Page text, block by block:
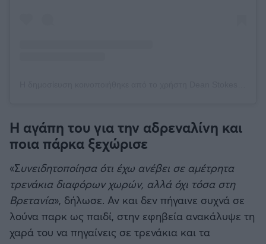
Η αγάπη του για την αδρεναλίνη και
ποια πάρκα ξεχώρισε
«Συνειδητοποίησα ότι έχω ανέβει σε αμέτρητα
τρενάκια διαφόρων χωρών, αλλά όχι τόσα στη
Βρετανία», δήλωσε. Αν και δεν πήγαινε συχνά σε
λούνα παρκ ως παιδί, στην εφηβεία ανακάλυψε τη
χαρά του να πηγαίνεις σε τρενάκια και τα